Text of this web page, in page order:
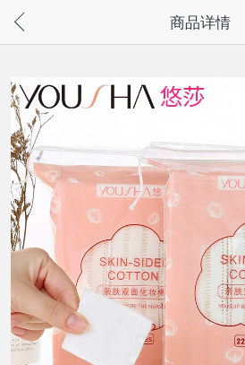
请通过微信或支付宝搜“奇兔客小程序”访问
商品详情